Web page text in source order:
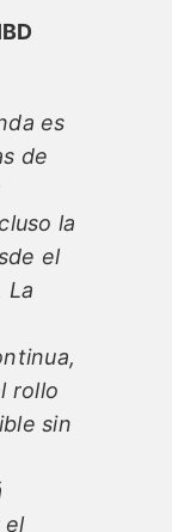
es
de
la
el
La
rollo
sin
el